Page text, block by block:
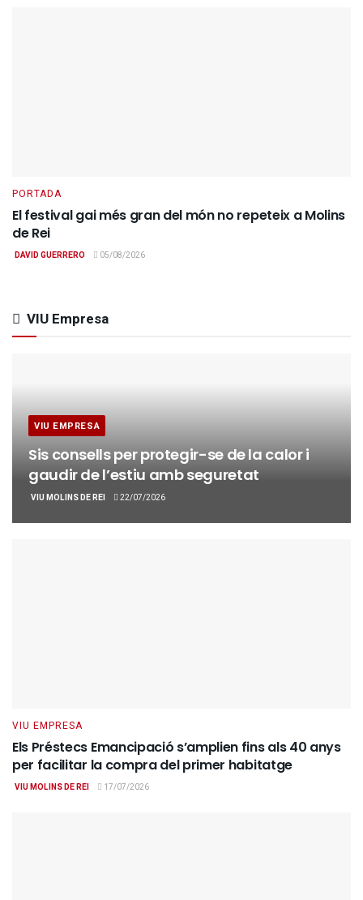
PORTADA
El festival gai més gran del món no repeteix a Molins
de Rei
DAVID GUERRERO 05/08/2026
VIU Empresa
VIU EMPRESA
Sis consells per protegir-se de la calor i
gaudir de l’estiu amb seguretat
VIU MOLINS DE REI 22/07/2026
VIU EMPRESA
Els Préstecs Emancipació s’amplien fins als 40 anys
per facilitar la compra del primer habitatge
VIU MOLINS DE REI 17/07/2026